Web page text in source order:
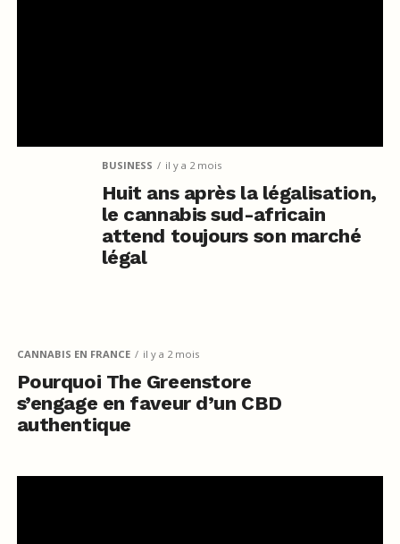
BUSINESS il y a 2 mois
Huit ans après la légalisation,
le cannabis sud-africain
attend toujours son marché
légal
CANNABIS EN FRANCE il y a 2 mois
Pourquoi The Greenstore
s’engage en faveur d’un CBD
authentique